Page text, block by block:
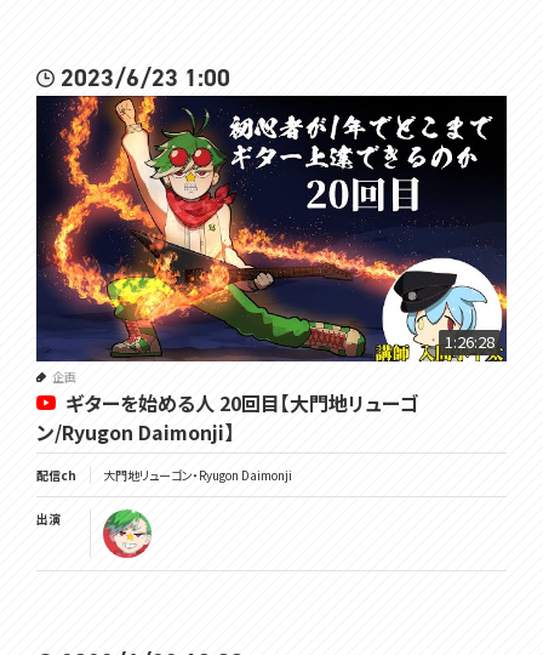
2023/6/23 1:00
1:26:28
企画
ギターを始める人 20回目【大門地リューゴ
ン/Ryugon Daimonji】
配信ch 大門地リューゴン・Ryugon Daimonji
出演